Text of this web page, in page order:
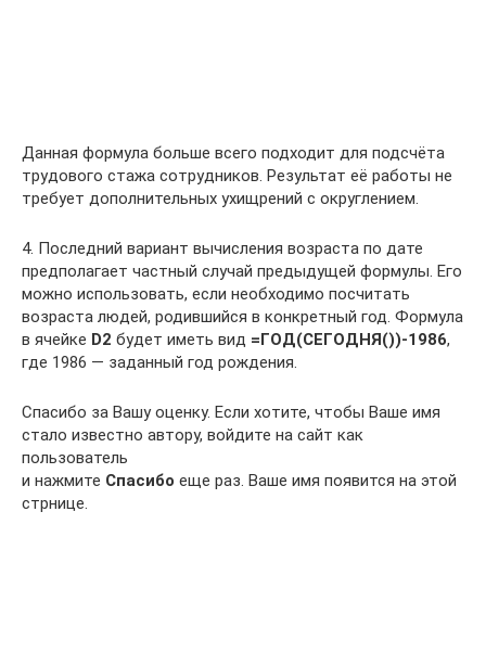
Данная формула больше всего подходит для подсчёта
трудового стажа сотрудников. Результат её работы не
требует дополнительных ухищрений с округлением.
4. Последний вариант вычисления возраста по дате
предполагает частный случай предыдущей формулы. Его
можно использовать, если необходимо посчитать
возраста людей, родившийся в конкретный год. Формула
в ячейке D2 будет иметь вид =ГОД(СЕГОДНЯ())-1986,
где 1986 — заданный год рождения.
Спасибо за Вашу оценку. Если хотите, чтобы Ваше имя
стало известно автору, войдите на сайт как
пользователь
и нажмите Спасибо еще раз. Ваше имя появится на этой
стрнице.